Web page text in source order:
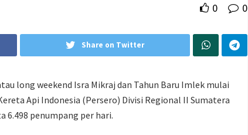
0 0
Share on Twitter
long weekend Isra Mikraj dan Tahun Baru Imlek mulai
Api Indonesia (Persero) Divisi Regional II Sumatera
6.498 penumpang per hari.